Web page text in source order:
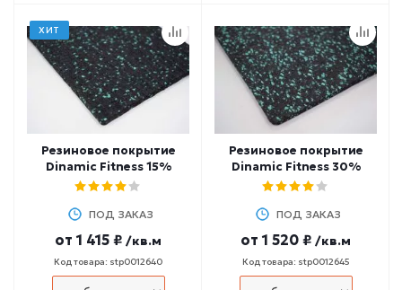
ХИТ
Резиновое покрытие
Dinamic Fitness 15%
ПОД ЗАКАЗ
от 1 415 ₽ /кв.м
Код товара: stp0012640
Резиновое покрытие
Dinamic Fitness 30%
ПОД ЗАКАЗ
от 1 520 ₽ /кв.м
Код товара: stp0012645